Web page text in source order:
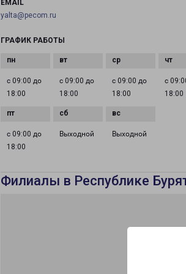
EMAIL
yalta@pecom.ru
ГРАФИК РАБОТЫ
с 09:00 до
18:00
с 09:00 до
18:00
с 09:00 до
18:00
с
18:00
с 09:00 до
18:00
Выходной Выходной
Филиалы в Республике